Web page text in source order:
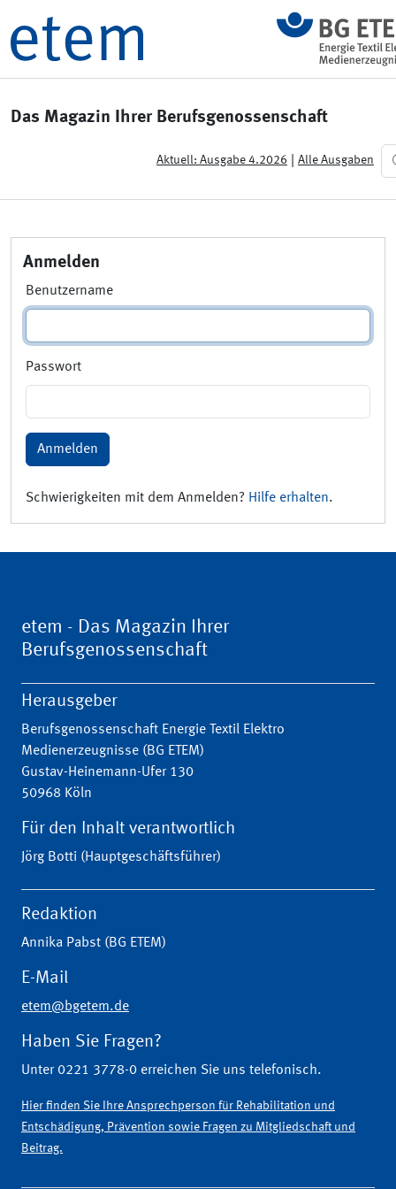
Das Magazin Ihrer Berufsgenossenschaft
Aktuell: Ausgabe 4.2026 Alle Ausgaben
Anmelden
Benutzername
Passwort
Anmelden
Schwierigkeiten mit dem Anmelden? Hilfe erhalten.
etem - Das Magazin Ihrer
Berufsgenossenschaft
Herausgeber
Berufsgenossenschaft Energie Textil Elektro
Medienerzeugnisse (BG ETEM)
Gustav-Heinemann-Ufer 130
50968 Köln
Für den Inhalt verantwortlich
Jörg Botti (Hauptgeschäftsführer)
Redaktion
Annika Pabst (BG ETEM)
E-Mail
etem@bgetem.de
Haben Sie Fragen?
Unter 0221 3778-0 erreichen Sie uns telefonisch.
Hier finden Sie Ihre Ansprechperson für Rehabilitation und
Entschädigung, Prävention sowie Fragen zu Mitgliedschaft und
Beitrag.